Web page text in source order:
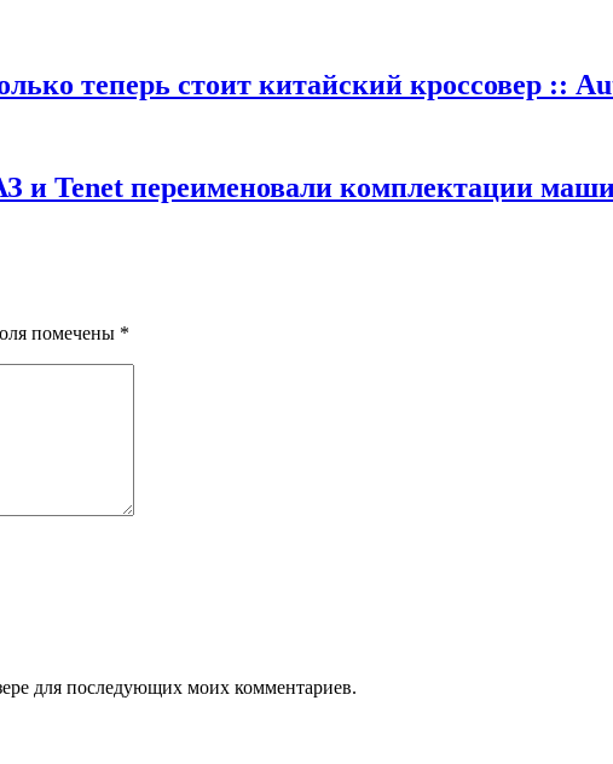
теперь стоит китайский кроссовер ::
и Tenet переименовали комплектации
помечены *
для последующих моих комментариев.